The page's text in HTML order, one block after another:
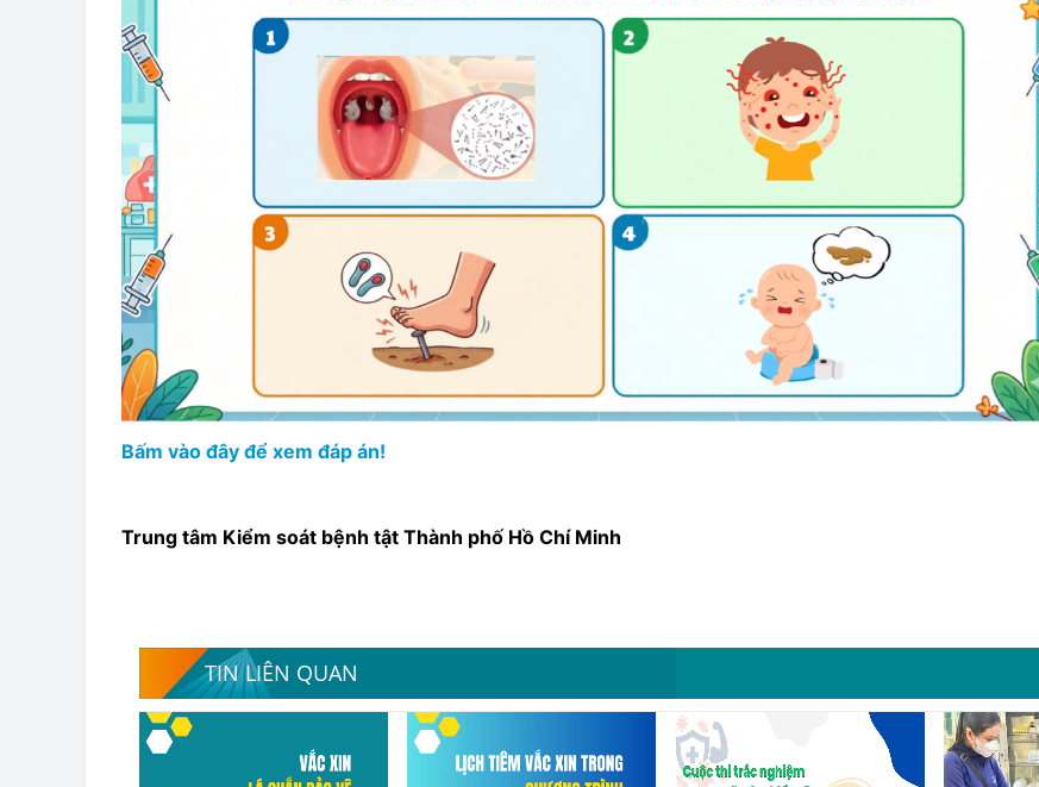
Bấm vào đây để xem đáp án!
Trung tâm Kiểm soát bệnh tật Thành phố Hồ Chí Minh
TIN LIÊN QUAN